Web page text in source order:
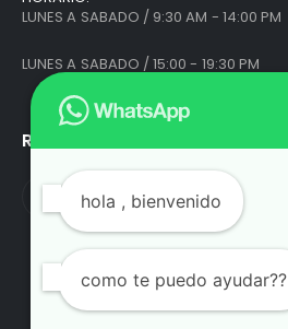
LUNES A SABADO / 9:30 AM - 14:00 PM
LUNES A SABADO / 15:00 - 19:30 PM
REDES SOCIALES
hola , bienvenido
como te puedo ayudar??